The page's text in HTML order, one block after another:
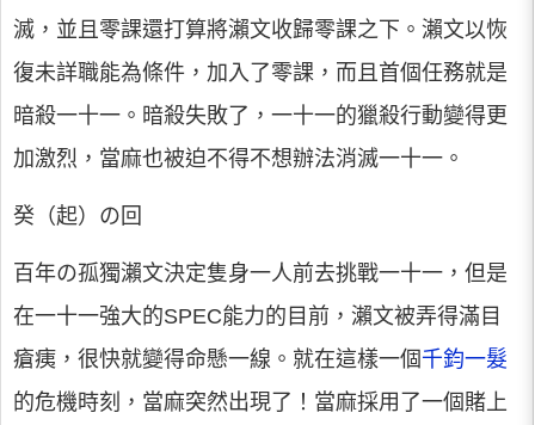
滅，並且零課還打算將瀨文收歸零課之下。瀨文以恢
復未詳職能為條件，加入了零課，而且首個任務就是
暗殺一十一。暗殺失敗了，一十一的獵殺行動變得更
加激烈，當麻也被迫不得不想辦法消滅一十一。
癸（起）の回
百年の孤獨瀨文決定隻身一人前去挑戰一十一，但是
在一十一強大的SPEC能力的目前，瀨文被弄得滿目
瘡痍，很快就變得命懸一線。就在這樣一個千鈞一髮
的危機時刻，當麻突然出現了！當麻採用了一個賭上